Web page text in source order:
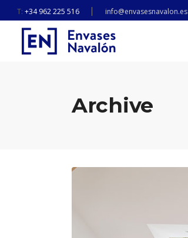
T: +34 962 225 516 info@envasesnavalon.es
Archive